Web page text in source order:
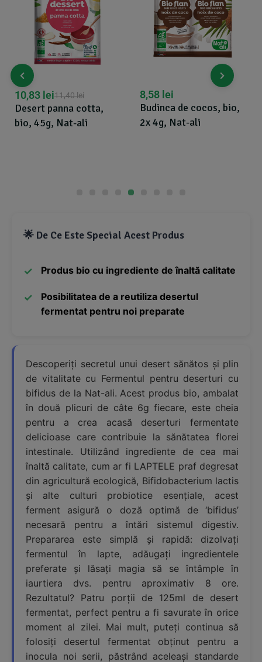
Desert panna cotta,
bio, 45g, Nat-ali
11,40lei
10,83 lei
Budinca de cocos, bio,
2x 4g, Nat-ali
8,58 lei
🌟 De Ce Este Special Acest Produs
Produs bio cu ingrediente de înaltă calitate
Posibilitatea de a reutiliza desertul
fermentat pentru noi preparate
Descoperiți secretul unui desert sănătos și plin
de vitalitate cu Fermentul pentru deserturi cu
bifidus de la Nat-ali. Acest produs bio, ambalat
în două plicuri de câte 6g fiecare, este cheia
pentru a crea acasă deserturi fermentate
delicioase care contribuie la sănătatea florei
intestinale. Utilizând ingrediente de cea mai
înaltă calitate, cum ar fi LAPTELE praf degresat
din agricultură ecologică, Bifidobacterium lactis
și alte culturi probiotice esențiale, acest
ferment asigură o doză optimă de ‘bifidus’
necesară pentru a întări sistemul digestiv.
Prepararea este simplă și rapidă: dizolvați
fermentul în lapte, adăugați ingredientele
preferate și lăsați magia să se întâmple în
iaurtiera dvs. pentru aproximativ 8 ore.
Rezultatul? Patru porții de 125ml de desert
fermentat, perfect pentru a fi savurate în orice
moment al zilei. Mai mult, puteți continua să
folosiți desertul fermentat obținut pentru a
inocula noi serii, păstrând aceleași standarde